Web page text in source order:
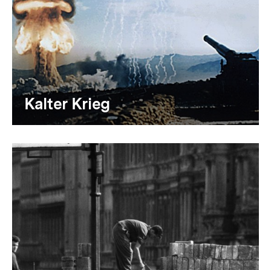
Kalter Krieg